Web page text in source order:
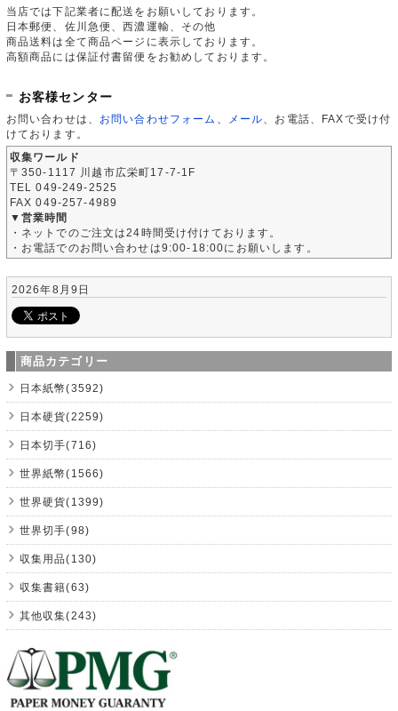
当店では下記業者に配送をお願いしております。
日本郵便、佐川急便、西濃運輸、その他
商品送料は全て商品ページに表示しております。
高額商品には保証付書留便をお勧めしております。
お客様センター
お問い合わせは、 お問い合わせフォーム メール 、お電話、FAXで受け付
けております。
収集ワールド
〒350-1117 川越市広栄町17-7-1F
TEL 049-249-2525
FAX 049-257-4989
▼営業時間
・ネットでのご注文は24時間受け付けております。
・お電話でのお問い合わせは9:00-18:00にお願いします。
2026年8月9日
商品カテゴリー
日本紙幣(3592)
日本硬貨(2259)
日本切手(716)
世界紙幣(1566)
世界硬貨(1399)
世界切手(98)
収集用品(130)
収集書籍(63)
其他収集(243)